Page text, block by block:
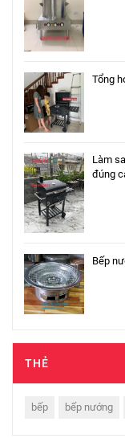
Tổng
Làm
đúng
Bếp
THẺ
bếp bếp nướng